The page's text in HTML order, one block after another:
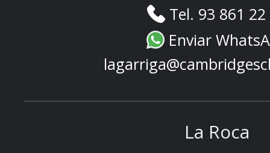
Tel. 93 861
Enviar
La Roca